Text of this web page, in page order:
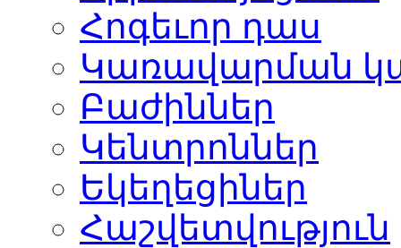
Հոգեւոր դաս
Կառավարման
Բաժիններ
Կենտրոններ
Եկեղեցիներ
Հաշվետվություն